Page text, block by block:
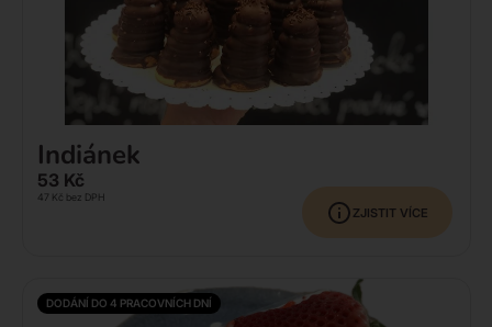
ZJISTIT VÍCE
Indiánek
53 Kč
47 Kč bez DPH
DODÁNÍ DO 4 PRACOVNÍCH DNÍ